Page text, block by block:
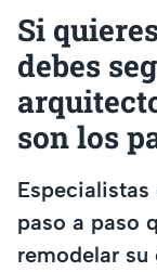
Si
debes
son los
paso a paso
remodelar su